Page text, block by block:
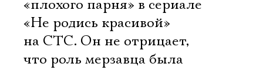
«плохого парня» в сериале
«Не родись красивой»
на СТС. Он не отрицает,
что роль мерзавца была